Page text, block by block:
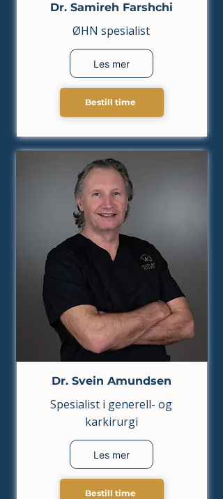
Dr. Samireh Farshchi
ØHN spesialist
Les mer
Bestill time
Dr. Svein Amundsen
Spesialist i generell- og
karkirurgi
Les mer
Bestill time